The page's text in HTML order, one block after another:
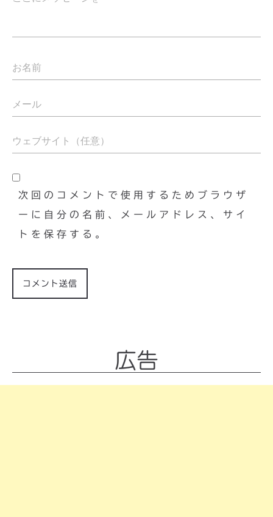
次回のコメントで使用するためブラウザ
ーに自分の名前、メールアドレス、サイ
トを保存する。
広告